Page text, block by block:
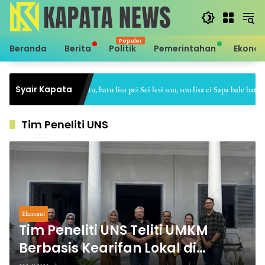
Langsung
konten
Beranda Berita Politik Pemerintahan
Syair Kapata
Sei hale hatu, hatu lisa pei Sei lesi sou, sou lisa ei Sapa bale batu, batu
Tim Peneliti UNS
Ekonomi
Tim Peneliti UNS Teliti UMKM
Berbasis Kearifan Lokal di